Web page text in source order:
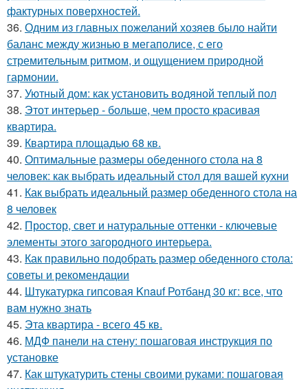
фактурных поверхностей.
36. Одним из главных пожеланий хозяев было найти
баланс между жизнью в мегаполисе, с его
стремительным ритмом, и ощущением природной
гармонии.
37. Уютный дом: как установить водяной теплый пол
38. Этот интерьер - больше, чем просто красивая
квартира.
39. Квартира площадью 68 кв.
40. Оптимальные размеры обеденного стола на 8
человек: как выбрать идеальный стол для вашей кухни
41. Как выбрать идеальный размер обеденного стола на
8 человек
42. Простор, свет и натуральные оттенки - ключевые
элементы этого загородного интерьера.
43. Как правильно подобрать размер обеденного стола:
советы и рекомендации
44. Штукатурка гипсовая Knauf Ротбанд 30 кг: все, что
вам нужно знать
45. Эта квартира - всего 45 кв.
46. МДФ панели на стену: пошаговая инструкция по
установке
47. Как штукатурить стены своими руками: пошаговая